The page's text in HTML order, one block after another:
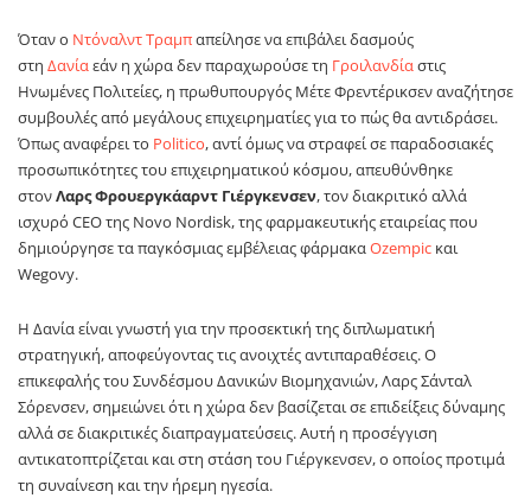
Όταν ο Ντόναλντ Τραμπαπείλησε να επιβάλει δασμούς
στη Δανίαεάν η χώρα δεν παραχωρούσε τη Γροιλανδίαστις
Ηνωμένες Πολιτείες, η πρωθυπουργός Μέτε Φρεντέρικσεν αναζήτησε
συμβουλές από μεγάλους επιχειρηματίες για το πώς θα αντιδράσει.
Όπως αναφέρει το Politico, αντί όμως να στραφεί σε παραδοσιακές
προσωπικότητες του επιχειρηματικού κόσμου, απευθύνθηκε
στονΛαρς Φρουεργκάαρντ Γιέργκενσεν, τον διακριτικό αλλά
ισχυρό CEO της Novo Nordisk, της φαρμακευτικής εταιρείας που
δημιούργησε τα παγκόσμιας εμβέλειας φάρμακαOzempic και
Wegovy.
Η Δανία είναι γνωστή για την προσεκτική της διπλωματική
στρατηγική, αποφεύγοντας τις ανοιχτές αντιπαραθέσεις. Ο
επικεφαλής του Συνδέσμου Δανικών Βιομηχανιών, Λαρς Σάνταλ
Σόρενσεν, σημειώνει ότι η χώρα δεν βασίζεται σε επιδείξεις δύναμης
αλλά σε διακριτικές διαπραγματεύσεις. Αυτή η προσέγγιση
αντικατοπτρίζεται και στη στάση του Γιέργκενσεν, ο οποίος προτιμά
τη συναίνεση και την ήρεμη ηγεσία.